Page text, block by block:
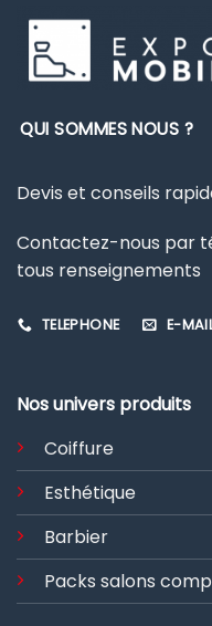
QUI SOMMES NOUS ?
Devis et conseils
Contactez-nous par
tous renseignements
TELEPHONE E-
Nos univers produits
Coiffure
Esthétique
Barbier
Packs salons